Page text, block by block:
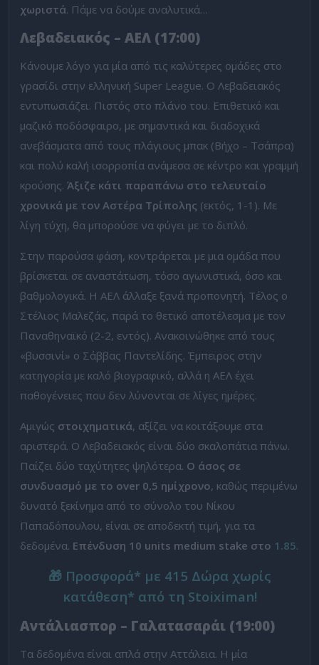
χωριστά. Πάμε να δούμε αναλυτικά…
Λεβαδειακός – ΑΕΛ (17:00)
Κάνουμε λόγο για μία από τις καλύτερες ομάδες στο
γρασίδι στην ελληνική Super League. Ο Λεβαδειακός
εντυπωσιάζει. Πιστός στο πλάνο του. Επιθετικό και
μαζικό ποδόσφαιρο, με σημαντικά και διαδοχικά
ανεβάσματα από τους πλάγιους μπακ (Βήχο – Τσάπρα)
και πολύ καλή ισορροπία ανάμεσα σε κέντρο και γραμμή
κρούσης. Άξιζε κάτι παραπάνω στο τελευταίο
χρονικά με τον Αστέρα Τρίπολης (εκτός, 1-1). Με
λίγη τύχη, θα μπορούσε να φύγει με το διπλό.
Στην παρούσα φάση, κοντράρεται με μια ομάδα που
βρίσκεται σε αναστάτωση, τόσο αγωνιστικά, όσο και
βαθμολογικά. Η ΑΕΛ άλλαξε ξανά προπονητή. Τέλος ο
Στέλιος Μαλεζάς, παρά το θετικό αποτέλεσμα με τον
Παναθηναϊκό (2-2, εντός). Ανακοινώθηκε από τους
«βυσσινί» ο Σάββας Παντελίδης. Έμπειρος στην
κατηγορία με καλό βιογραφικό, αλλά η ΑΕΛ έχει
παθογένειες που δεν λύνονται σε λίγες ημέρες.
Αμιγώς στοιχηματικά, αξίζει να κοιτάξουμε στα
αριστερά. Ο Λεβαδειακός είναι δύο σκαλοπάτια πάνω.
Παίζει δύο ταχύτητες ψηλότερα. Ο άσος σε
συνδυασμό με το over 0,5 ημίχρονο, καθώς περιμένω
δυνατό ξεκίνημα από το σύνολο του Νίκου
Παπαδόπουλου, είναι σε αποδεκτή τιμή, για τα
δεδομένα. Επένδυση 10 units medium stake στο 1.85.
🎁 Προσφορά* με 415 Δώρα χωρίς
κατάθεση* από τη Stoiximan!
Αντάλιασπορ – Γαλατασαράι (19:00)
Τα δεδομένα είναι απλά στην Αττάλεια. Η μία